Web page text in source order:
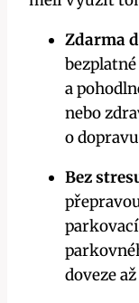
Zdarma
a
nebo
o
Bez
doveze